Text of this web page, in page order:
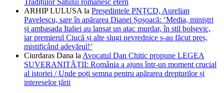
ARHIP LULUSA la Președintele PNȚCD, Aurelian
Pavelescu, sare în apărarea Dianei Șoșoacă: ‘Media, miniștri
și ambasada Italiei au lansat un atac murdar, în stil bolșevic,
iar premierul Ciucă și alte slugi nevrednice s-au făcut preș,
mistificând adevărul!’
Ciurdaras Dana la Avocatul Dan Chitic propune LEGEA
SUVERANITĂȚII: România a ajuns într-un moment crucial
al istoriei / Unde poți semna pentru apărarea drepturilor și
intereselor țării